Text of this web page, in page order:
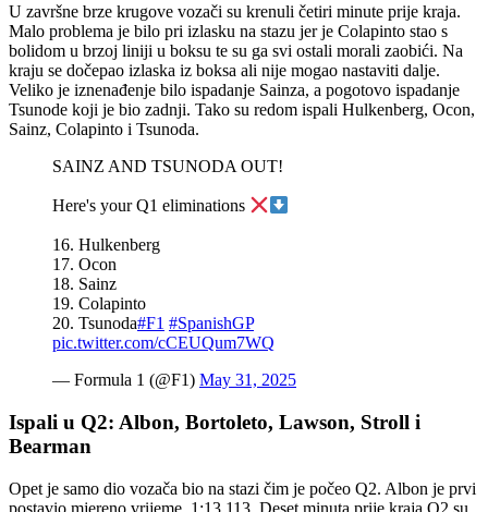
U završne brze krugove vozači su krenuli četiri minute prije kraja.
Malo problema je bilo pri izlasku na stazu jer je Colapinto stao s
bolidom u brzoj liniji u boksu te su ga svi ostali morali zaobići. Na
kraju se dočepao izlaska iz boksa ali nije mogao nastaviti dalje.
Veliko je iznenađenje bilo ispadanje Sainza, a pogotovo ispadanje
Tsunode koji je bio zadnji. Tako su redom ispali Hulkenberg, Ocon,
Sainz, Colapinto i Tsunoda.
SAINZ AND TSUNODA OUT!
Here's your Q1 eliminations
16. Hulkenberg
17. Ocon
18. Sainz
19. Colapinto
20. Tsunoda#F1 #SpanishGP
pic.twitter.com/cCEUQum7WQ
— Formula 1 (@F1) May 31, 2025
Ispali u Q2: Albon, Bortoleto, Lawson, Stroll i
Bearman
Opet je samo dio vozača bio na stazi čim je počeo Q2. Albon je prvi
postavio mjereno vrijeme, 1:13.113. Deset minuta prije kraja Q2 su